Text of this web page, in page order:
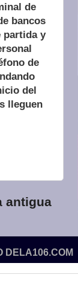
de
bancos
partida y
de
del
lleguen
antigua
DELA106.COM